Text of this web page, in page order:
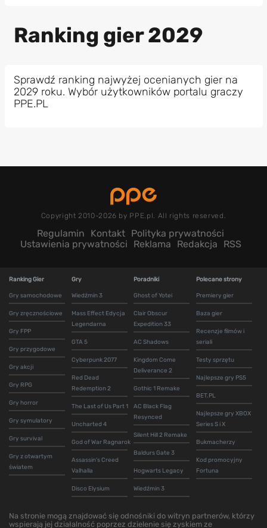
Ranking gier 2029
Sprawdź ranking najwyżej ocenianych gier na
2029 roku. Wybór użytkowników portalu graczy
PPE.PL
Copyright 2010-2026 by PPE.pl. All rights reserved.
Regulamin Kontakt Polityka prywatności
Ustawienia prywatności
Reklama Redakcja RSS
Ranking Gier
Gry samochodowe
Gry zręcznościowe
Gry FPP
Gry przygodowe
Gry akcji
Gry RPG
Gry horror
Gry symulatory
Gry survival
Gry z otwartym
światem
Gry
Wiedźmin 3
Mass Effect Edycja
Legendarna
GTA 5
Cyberpunk 2077
Red Dead
Redemption 2
The Last of Us Part 1
Uncharted 4
God of War Ragnarok
Assassin's Creed
Valhalla
Disco Elysium
Poradniki
Ghost of Yotei
Clair Obscur
Expedition 33
AC Shadows
Kingdom Come
Deliverance 2
Gothic 1 Remake
AC Black Flag
Resynced
Silent Hill 2 Remake
Baldurs Gate 3
Hogwarts Legacy
Wiedźmin 3
Polecane strony
Premiery gier
Baza gier
Recenzje filmów i
seriali
Testy sprzętu
Najlepsze gry PS5
BET.PL
Najlepsze gry XBOX
Series S i X
Bukmacherzy
Kod promocyjny
Fortuna
Na stronie mogą znajdować się odnośniki do witryn partnerów, którzy
wspierają jej działalność poprzez dzielenie się zyskiem ze